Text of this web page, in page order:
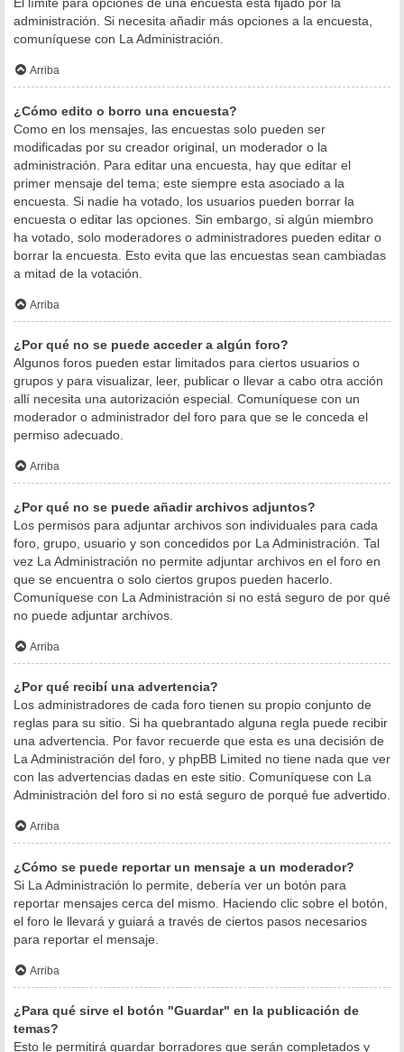
administración. Si necesita añadir más opciones a la encuesta,
comuníquese con La Administración.
Arriba
¿Cómo edito o borro una encuesta?
Como en los mensajes, las encuestas solo pueden ser
modificadas por su creador original, un moderador o la
administración. Para editar una encuesta, hay que editar el
primer mensaje del tema; este siempre esta asociado a la
encuesta. Si nadie ha votado, los usuarios pueden borrar la
encuesta o editar las opciones. Sin embargo, si algún miembro
ha votado, solo moderadores o administradores pueden editar o
borrar la encuesta. Esto evita que las encuestas sean cambiadas
a mitad de la votación.
Arriba
¿Por qué no se puede acceder a algún foro?
Algunos foros pueden estar limitados para ciertos usuarios o
grupos y para visualizar, leer, publicar o llevar a cabo otra acción
allí necesita una autorización especial. Comuníquese con un
moderador o administrador del foro para que se le conceda el
permiso adecuado.
Arriba
¿Por qué no se puede añadir archivos adjuntos?
Los permisos para adjuntar archivos son individuales para cada
foro, grupo, usuario y son concedidos por La Administración. Tal
vez La Administración no permite adjuntar archivos en el foro en
que se encuentra o solo ciertos grupos pueden hacerlo.
Comuníquese con La Administración si no está seguro de por qué
no puede adjuntar archivos.
Arriba
¿Por qué recibí una advertencia?
Los administradores de cada foro tienen su propio conjunto de
reglas para su sitio. Si ha quebrantado alguna regla puede recibir
una advertencia. Por favor recuerde que esta es una decisión de
La Administración del foro, y phpBB Limited no tiene nada que ver
con las advertencias dadas en este sitio. Comuníquese con La
Administración del foro si no está seguro de porqué fue advertido.
Arriba
¿Cómo se puede reportar un mensaje a un moderador?
Si La Administración lo permite, debería ver un botón para
reportar mensajes cerca del mismo. Haciendo clic sobre el botón,
el foro le llevará y guiará a través de ciertos pasos necesarios
para reportar el mensaje.
Arriba
¿Para qué sirve el botón "Guardar" en la publicación de
temas?
Esto le permitirá guardar borradores que serán completados y